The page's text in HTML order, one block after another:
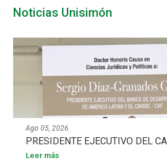
Noticias Unisimón
Ago 05, 2026
PRESIDENTE EJECUTIVO DEL
Leer más